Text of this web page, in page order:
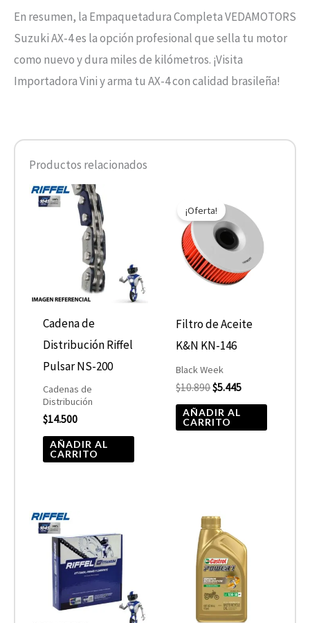
En resumen, la Empaquetadura Completa VEDAMOTORS
Suzuki AX-4 es la opción profesional que sella tu motor
como nuevo y dura miles de kilómetros. ¡Visita
Importadora Vini y arma tu AX-4 con calidad brasileña!
Productos relacionados
Cadena de
Distribución Riffel
Pulsar NS-200
Cadenas de
Distribución
$14.500
AÑADIR AL
CARRITO
¡Oferta!
Filtro de Aceite
K&N KN-146
Black Week
$10.890
precio
original
era:
$10.890.
$5.445
actual
es:
$5.445.
AÑADIR AL
CARRITO